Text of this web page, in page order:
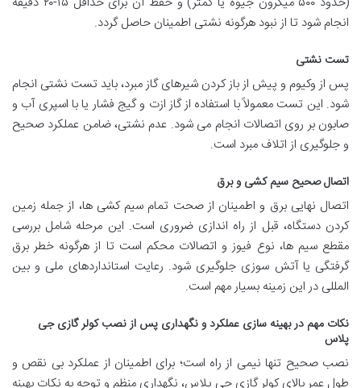
انجام شود تا از نبود هرگونه نشتی اطمینان حاصل گردد.
تست نشتی
پس از وکیوم و پیش از باز کردن شیرهای گاز مبرد، باید تست نشتی انجام
شود. این تست معمولاً با استفاده از گاز ازت و گیج فشار یا با اسپری آب و
صابون بر روی اتصالات انجام می شود. عدم نشتی، ضامن عملکرد صحیح
و جلوگیری از اتلاف مبرد است.
اتصال صحیح سیم کشی و برق
اتصال نهایی برق و اطمینان از صحت تمام سیم کشی ها، از جمله زمین
کردن دستگاه، قبل از راه اندازی ضروری است. این مرحله شامل بررسی
مقطع سیم ها، نوع فیوز و اتصالات محکم است تا از هرگونه خطر برق
گرفتگی یا آتش سوزی جلوگیری شود. رعایت استانداردهای ملی و بین
المللی در این زمینه بسیار مهم است.
نکات مهم در بهینه سازی عملکرد و نگهداری پس از نصب کولر گازی جی
پلاس
نصب صحیح تنها نیمی از راه است؛ برای اطمینان از عملکرد بی نقص و
طول عمر بالای کولر گازی جی پلاس، نگهداری منظم و توجه به نکات بهینه